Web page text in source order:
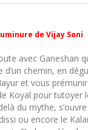
de Vijay Soni
avec Ganeshan
chemin, en
et vous
Koyal pour tutoyer
du mythe,
ou encore le